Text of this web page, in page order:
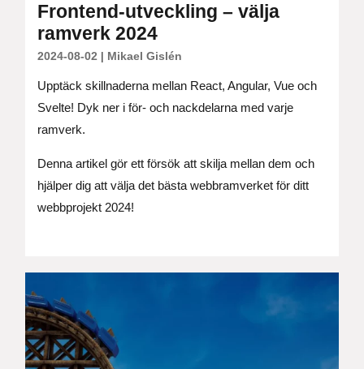
Frontend-utveckling – välja
ramverk 2024
2024-08-02 | Mikael Gislén
Upptäck skillnaderna mellan React, Angular, Vue och
Svelte! Dyk ner i för- och nackdelarna med varje
ramverk.
Denna artikel gör ett försök att skilja mellan dem och
hjälper dig att välja det bästa webbramverket för ditt
webbprojekt 2024!